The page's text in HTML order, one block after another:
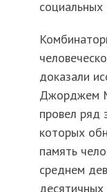
социальных
доказали
Джорджем
провел ряд
которых
память
среднем
десятичных